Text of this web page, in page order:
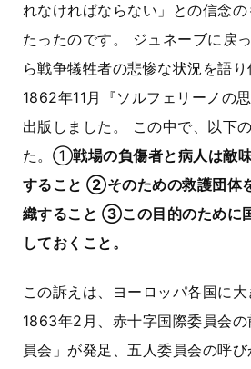
れなければならない」との信念
たったのです。 ジュネーブに戻
ら戦争犠牲者の悲惨な状況を語り
1862年11月『ソルフェリーノの
出版しました。 この中で、以下
た。①戦場の負傷者と病人は敵
すること ②そのための救護団体
織すること ③この目的のために
しておくこと。
この訴えは、ヨーロッパ各国に大
1863年2月、赤十字国際委員会
員会」が発足、五人委員会の呼